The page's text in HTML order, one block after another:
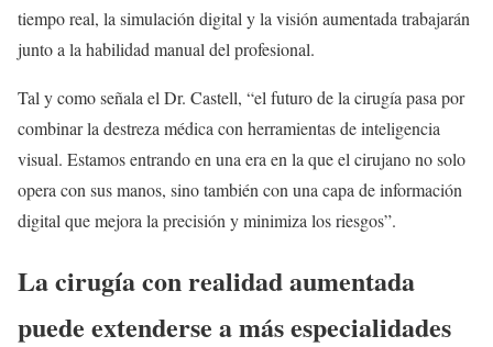
tiempo real, la simulación digital y la visión aumentada trabajarán
junto a la habilidad manual del profesional.
Tal y como señala el Dr. Castell, “el futuro de la cirugía pasa por
combinar la destreza médica con herramientas de inteligencia
visual. Estamos entrando en una era en la que el cirujano no solo
opera con sus manos, sino también con una capa de información
digital que mejora la precisión y minimiza los riesgos”.
La cirugía con realidad aumentada
puede extenderse a más especialidades